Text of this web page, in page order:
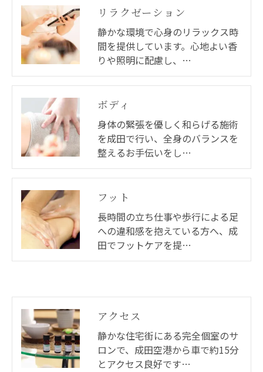
リラクゼーション
静かな環境で心身のリラックス時
間を提供しています。心地よい香
りや照明に配慮し、…
ボディ
身体の緊張を優しく和らげる施術
を成田で行い、全身のバランスを
整えるお手伝いをし…
フット
長時間の立ち仕事や歩行による足
への違和感を抱えている方へ、成
田でフットケアを提…
アクセス
静かな住宅街にある完全個室のサ
ロンで、成田空港から車で約15分
とアクセス良好です…